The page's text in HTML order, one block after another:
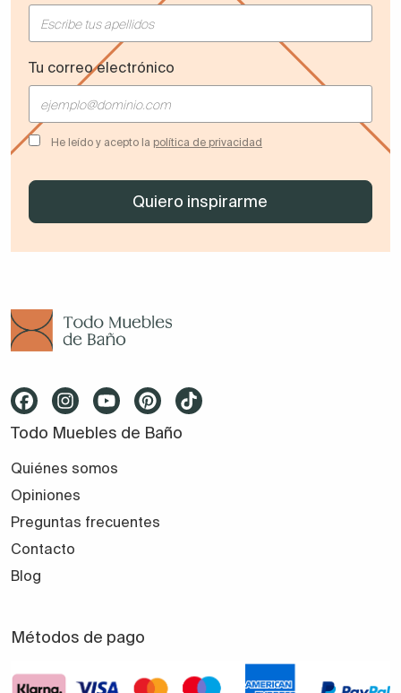
Tu correo electrónico
He leído y acepto la política de privacidad
Todo Muebles de Baño
Quiénes somos
Opiniones
Preguntas frecuentes
Contacto
Blog
Métodos de pago